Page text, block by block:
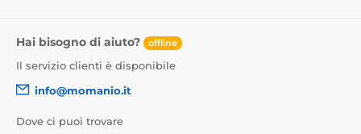
pratica questo significa che puoi essere sicuro che il
prodotto che usi è completamente sicuro non solo per
il tuo corpo, ma anche per l'ambiente. Il certificato può
essere scaricato nella scheda prodotto.
Hai bisogno di aiuto? offline
Il servizio clienti è disponibile
info@momanio.it
Dove ci puoi trovare